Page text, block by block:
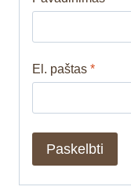
El. paštas *